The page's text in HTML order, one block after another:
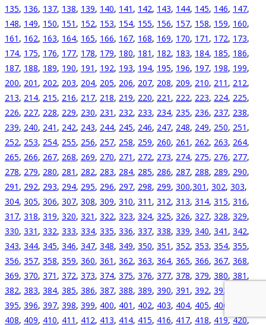
135, 136, 137, 138, 139, 140, 141 , 142, 143, 144, 145, 146, 147,
148, 149, 150, 151 , 152, 153, 154, 155, 156, 157, 158, 159, 160,
161 , 162, 163, 164, 165, 166, 167, 168, 169, 170, 171 , 172, 173,
174, 175, 176, 177, 178, 179, 180, 181 , 182, 183, 184, 185, 186,
187, 188, 189, 190, 191 , 192, 193, 194, 195, 196, 197, 198, 199,
200, 201 , 202, 203, 204, 205, 206, 207, 208, 209, 210, 211 , 212,
213, 214, 215, 216, 217, 218, 219, 220, 221 , 222, 223, 224, 225,
226, 227, 228, 229, 230, 231 , 232, 233, 234, 235, 236, 237, 238,
239, 240, 241 , 242, 243, 244, 245, 246, 247, 248, 249, 250, 251 ,
252, 253, 254, 255, 256, 257, 258, 259, 260, 261 , 262, 263, 264,
265, 266, 267, 268, 269, 270, 271 , 272, 273, 274, 275, 276, 277,
278, 279, 280, 281 , 282, 283, 284, 285, 286, 287, 288, 289, 290,
291 , 292, 293, 294, 295, 296, 297, 298, 299, 300,301 , 302, 303,
304, 305, 306, 307, 308, 309, 310, 311 , 312, 313, 314, 315, 316,
317, 318, 319, 320, 321 , 322, 323, 324, 325, 326, 327, 328, 329,
330, 331 , 332, 333, 334, 335, 336, 337, 338, 339, 340, 341 , 342,
343, 344, 345, 346, 347, 348, 349, 350, 351 , 352, 353, 354, 355,
356, 357, 358, 359, 360, 361 , 362, 363, 364, 365, 366, 367, 368,
369, 370, 371 , 372, 373, 374, 375, 376, 377, 378, 379, 380, 381 ,
382, 383, 384, 385, 386, 387, 388, 389, 390, 391 , 392, 393
395, 396, 397, 398, 399, 400, 401 , 402, 403, 404, 405, 406
408, 409, 410, 411 , 412, 413, 414, 415, 416, 417, 418, 419,420,